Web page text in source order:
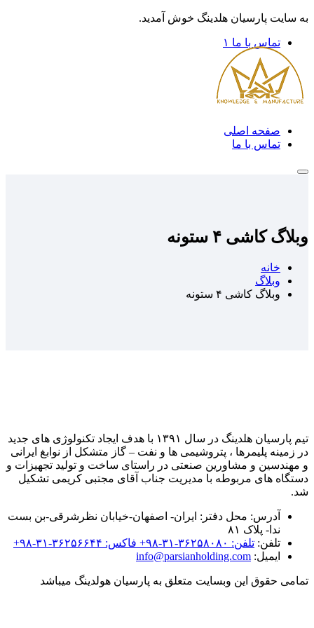
به سایت پارسیان هلدینگ خوش آمدید.
تماس با ما ۱
صفحه اصلی
تماس با ما
وبلاگ کاشی ۴ ستونه
خانه
وبلاگ
وبلاگ کاشی ۴ ستونه
تیم پارسیان هلدینگ در سال ۱۳۹۱ با هدف ایجاد تکنولوژی های جدید
در زمینه پلیمرها ، پتروشیمی ها و نفت – گاز متشکل از نوابغ ایرانی
و مهندسین و مشاورین صنعتی در راستای ساخت و تولید تجهیزات و
دستگاه های مربوطه با مدیریت جناب آقای مجتبی کریمی تشکیل
شد.
آدرس: محل دفتر: ایران- اصفهان-خیابان نظرشرقی-بن بست
ندا- پلاک ۸۱
تلفن: تلفن: ۳۶۲۵۸۰۸۰-۳۱-۹۸+ فاکس: ۳۶۲۵۶۶۴۴-۳۱-۹۸+
ایمیل: info@parsianholding.com
تمامی حقوق این وبسایت متعلق به پارسیان هولدینگ میباشد